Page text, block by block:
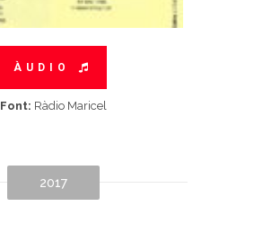
ÀUDIO
Font: Ràdio Maricel
2017